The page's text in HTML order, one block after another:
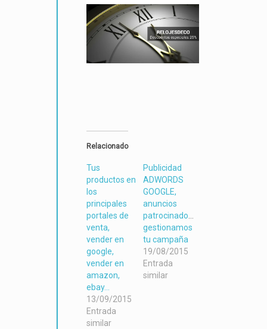
Relacionado
Tus
productos en
los
principales
portales de
venta,
vender en
google,
vender en
amazon,
ebay...
13/09/2015
Entrada
similar
Publicidad
ADWORDS
GOOGLE,
anuncios
patrocinados,
gestionamos
tu campaña
19/08/2015
Entrada
similar